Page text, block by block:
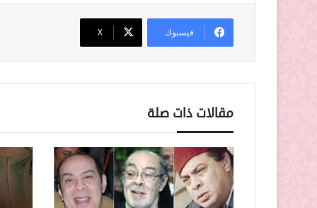
فيسبوك ‫X
مقالات ذات صلة